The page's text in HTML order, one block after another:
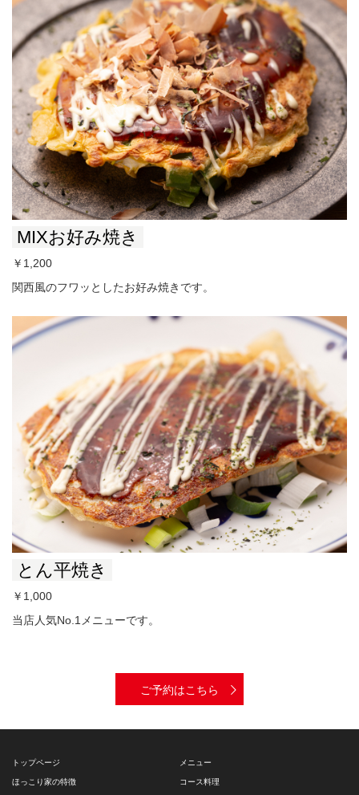
MIXお好み焼き
￥1,200
関西風のフワッとしたお好み焼きです。
とん平焼き
￥1,000
当店人気No.1メニューです。
ご予約はこちら
トップページ
ほっこり家の特徴
メニュー
コース料理